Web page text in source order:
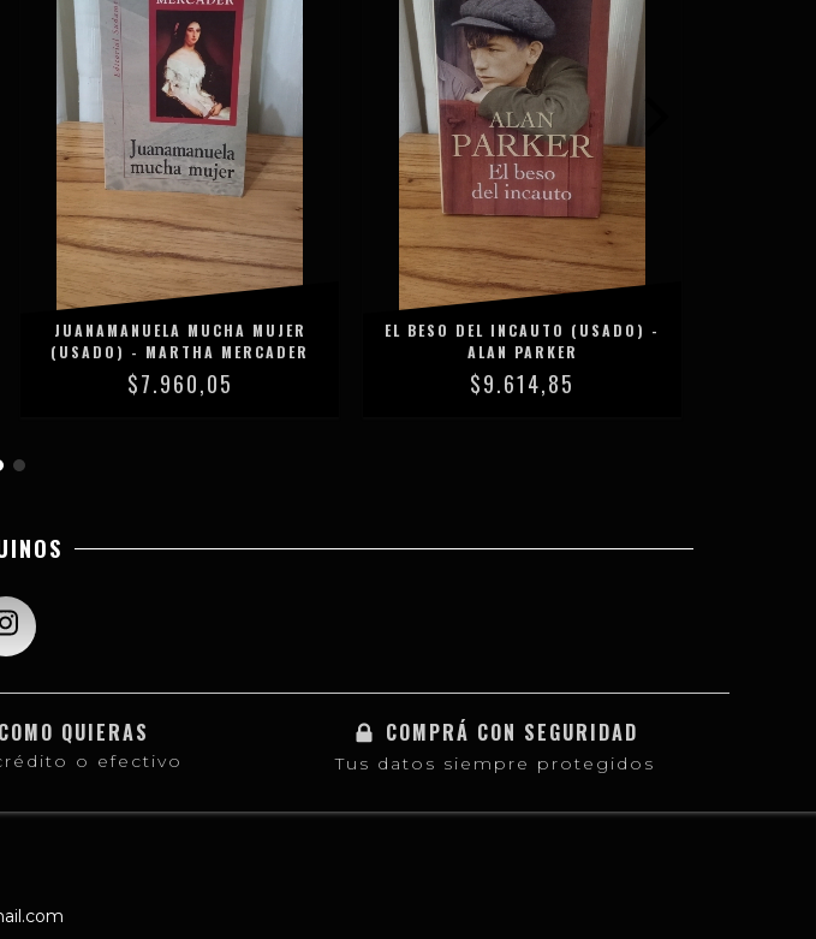
JUANAMANUELA MUCHA MUJER
(USADO) - MARTHA MERCADER
$7.960,05
EL BESO DEL INCAUTO (USADO) -
ALAN PARKER
$9.614,85
QUIERAS
o efectivo
COMPRÁ CON SEGURIDAD
Tus datos siempre protegidos